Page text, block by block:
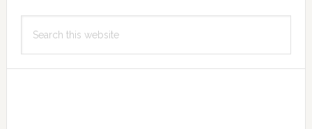
Primary
Sidebar
this